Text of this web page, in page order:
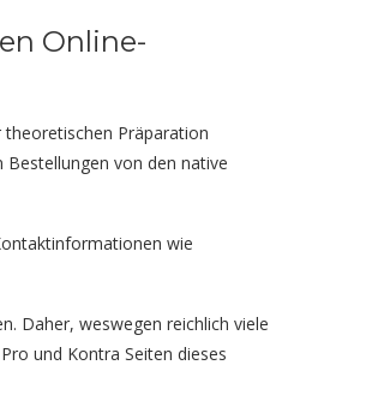
Online-
Präparation
von den native
wie
Daher, weswegen reichlich viele
und Kontra Seiten dieses